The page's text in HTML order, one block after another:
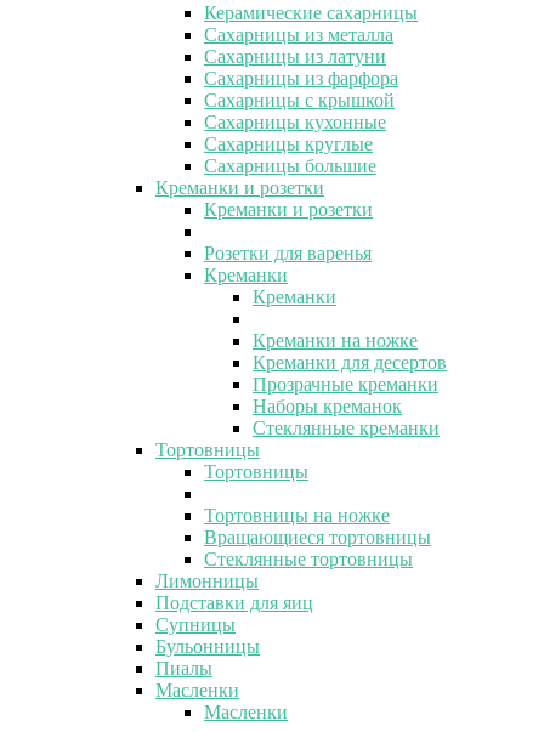
Керамические сахарницы
Сахарницы из металла
Сахарницы из латуни
Сахарницы из фарфора
Сахарницы с крышкой
Сахарницы кухонные
Сахарницы круглые
Сахарницы большие
Креманки и розетки
Креманки и розетки
Розетки для варенья
Креманки
Креманки
Креманки на ножке
Креманки для десертов
Прозрачные креманки
Наборы креманок
Стеклянные креманки
Тортовницы
Тортовницы
Тортовницы на ножке
Вращающиеся тортовницы
Стеклянные тортовницы
Лимонницы
Подставки для яиц
Супницы
Бульонницы
Пиалы
Масленки
Масленки